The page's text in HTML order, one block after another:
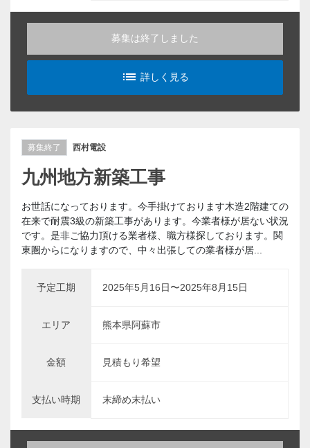
募集は終了しました
list_alt
詳しく見る
募集終了 西村電設
九州地方新築工事
お世話になっております。今手掛けております木造2階建ての
在来で耐震3級の新築工事があります。今業者様が居ない状況
です。是非ご協力頂ける業者様、職方様探しております。関
東圏からになりますので、中々出張しての業者様が居...
予定工期 2025年5月16日〜2025年8月15日
エリア 熊本県阿蘇市
金額 見積もり希望
支払い時期 末締め末払い